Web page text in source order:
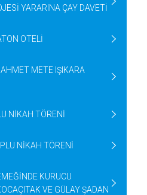
YARARINA ÇAY DAVETİ
OTELİ
METE IŞIKARA
NİKAH TÖRENİ
NİKAH TÖRENİ
KURUCU
VE GÜLAY ŞADAN